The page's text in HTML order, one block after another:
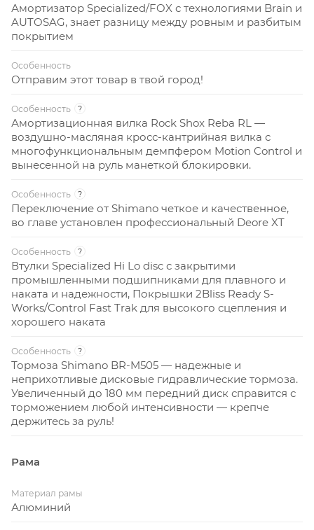
Амортизатор Specialized/FOX с технологиями Brain и
AUTOSAG, знает разницу между ровным и разбитым
покрытием
Особенность
Отправим этот товар в твой город!
Особенность ?
Амортизационная вилка Rock Shox Reba RL —
воздушно-масляная кросс-кантрийная вилка с
многофункциональным демпфером Motion Control и
вынесенной на руль манеткой блокировки.
Особенность ?
Переключение от Shimano четкое и качественное,
во главе установлен профессиональный Deore XT
Особенность ?
Втулки Specialized Hi Lo disc с закрытими
промышленными подшипниками для плавного и
наката и надежности, Покрышки 2Bliss Ready S-
Works/Control Fast Trak для высокого сцепления и
хорошего наката
Особенность ?
Тормоза Shimano BR-M505 — надежные и
неприхотливые дисковые гидравлические тормоза.
Увеличенный до 180 мм передний диск справится с
торможением любой интенсивности — крепче
держитесь за руль!
Рама
Материал рамы
Алюминий